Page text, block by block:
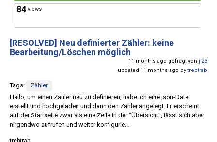
84 views
[RESOLVED] Neu definierter Zähler: keine
Bearbeitung/Löschen möglich
11 months ago gefragt von jt23
updated 11 months ago by trebtrab
Tags:
Zähler
Hallo, um einen Zähler neu zu definieren, habe ich eine json-Datei
erstellt und hochgeladen und dann den Zähler angelegt. Er erscheint
auf der Startseite zwar als eine Zeile in der "Übersicht", lässt sich aber
nirgendwo aufrufen und weiter konfigurie...
trebtrab